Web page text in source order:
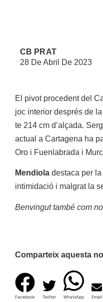
CB PRAT
28 De Abril De 2023
El pivot procedent del
joc interior després de
te 214 cm d’alçada.
actual a Cartagena ha
Oro i Fuenlabrada i
Mendiola destaca per
intimidació i malgrat la
Benvingut també com
Comparteix aquesta
Facebook Twitter WhatsApp Email